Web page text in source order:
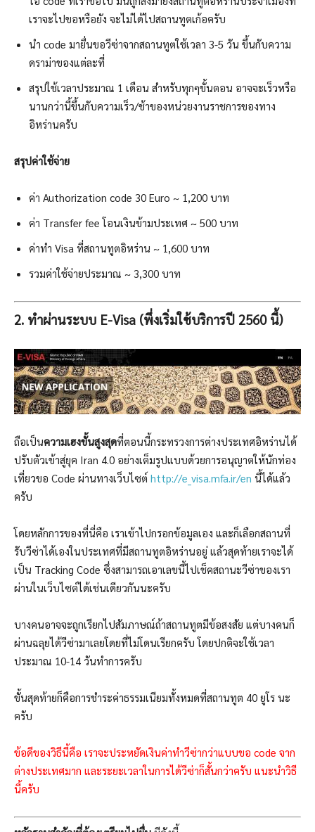
เราจะไปขอหรือยัง จะไม่ได้ไปสถานทูตเก้อครับ
นำ code มายื่นขอวีซ่าจากสถานทูตใช้เวลา 3-5 วัน ขึ้นกับความ
ดราม่าของแต่ละที่
สรุปใช้เวลาประมาณ 1 เดือน สำหรับทุกๆขั้นตอน อาจจะเร็วหรือ
นานกว่านี้ขึ้นกับความเร็ว/ช้าของหน่วยงานราชการของทาง
อิหร่านครับ
สรุปค่าใช้จ่าย
ค่า Authorization code 30 Euro ~ 1,200 บาท
ค่า Transfer fee โอนเงินข้ามประเทศ ~ 500 บาท
ค่าทำ Visa ที่สถานทูตอิหร่าน ~ 1,600 บาท
รวมค่าใช้จ่ายประมาณ ~ 3,300 บาท
2. ทำผ่านระบบ E-Visa (พึ่งเริ่มใช้บริการปี 2560 นี้)
ถือเป็นความเฮงขั้นสูงสุดที่ตอนนี้กระทรวงการต่างประเทศอิหร่านได้
ปรับตัวเข้าสู่ยุค Iran 4.0 อย่างเต็มรูปแบบด้วยการอนุญาตให้นักท่อง
เที่ยวขอ Code ผ่านทางเว็บไซต์ http://e_visa.mfa.ir/en นี้ได้แล้ว
ครับ
โดยหลักการของที่นี่คือ เราเข้าไปกรอกข้อมูลเอง และก็เลือกสถานที่
รับวีซ่าได้เองในประเทศที่มีสถานทูตอิหร่านอยู่ แล้วสุดท้ายเราจะได้
เป็น Tracking Code ซึ่งสามารถเอาเลขนี้ไปเช็คสถานะวีซ่าของเรา
ผ่านในเว็บไซต์ได้เช่นเดียวกันนะครับ
บางคนอาจจะถูกเรียกไปสัมภาษณ์ถ้าสถานทูตมีข้อสงสัย แต่บางคนก็
ผ่านฉลุยได้วีซ่ามาเลยโดยที่ไม่โดนเรียกครับ โดยปกติจะใช้เวลา
ประมาณ 10-14 วันทำการครับ
ขั้นสุดท้ายก็คือการชำระค่าธรรมเนียมทั้งหมดที่สถานทูต 40 ยูโร นะ
ครับ
ข้อดีของวิธีนี้คือ เราจะประหยัดเงินค่าทำวีซ่ากว่าแบบขอ code จาก
ต่างประเทศมาก และระยะเวลาในการได้วีซ่าก็สั้นกว่าครับ แนะนำวิธี
นี้ครับ